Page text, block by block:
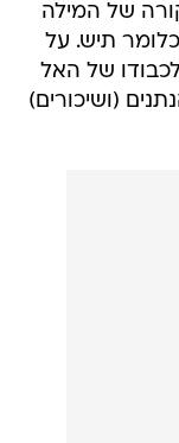
של המילה
כלומר תיש. על
של האל
(ושיכורים)